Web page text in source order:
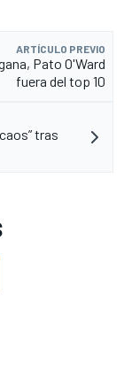
ARTÍCULO PREVIO
Pato O'Ward
fuera del top 10
tras